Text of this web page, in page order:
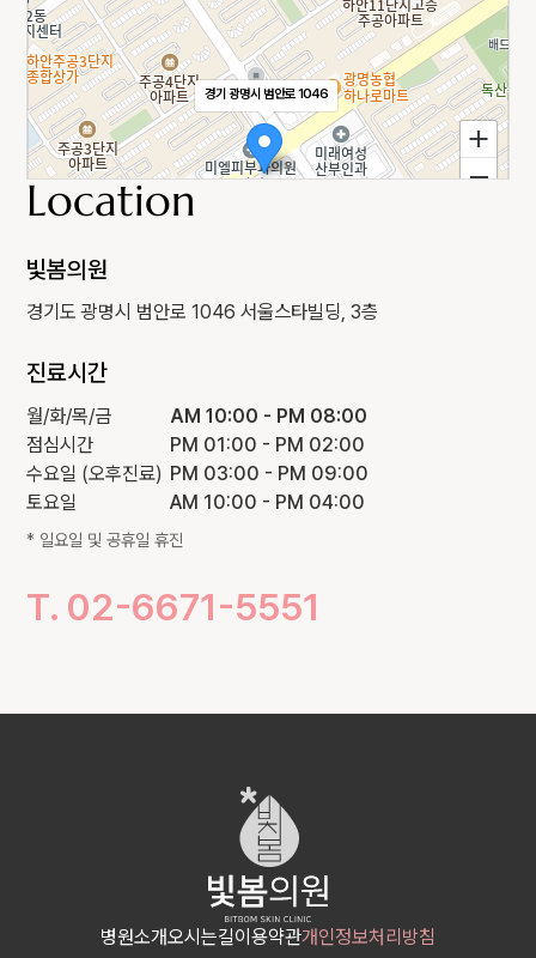
경기 광명시 범안로 1046
Location
빛봄의원
경기도 광명시 범안로 1046 서울스타빌딩, 3층
진료시간
월/화/목/금
AM 10:00 - PM 08:00
점심시간
PM 01:00 - PM 02:00
수요일 (오후진료) PM 03:00 - PM 09:00
토요일
AM 10:00 - PM 04:00
* 일요일 및 공휴일 휴진
T. 02-6671-5551
병원소개오시는길이용약관개인정보처리방침